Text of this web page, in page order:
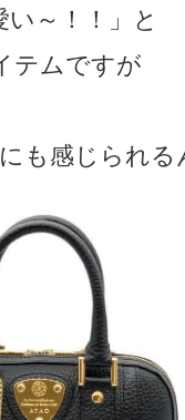
～！！」と
テムですが
も感じられる